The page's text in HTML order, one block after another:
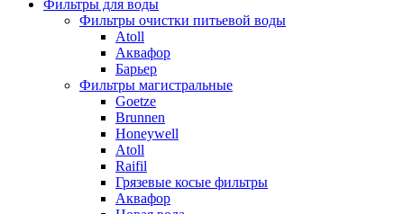
Фильтры для воды
Фильтры очистки питьевой воды
Atoll
Аквафор
Барьер
Фильтры магистральные
Goetze
Brunnen
Honeywell
Atoll
Raifil
Грязевые косые фильтры
Аквафор